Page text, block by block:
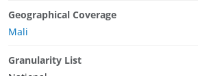
Geographical Coverage
Mali
Granularity List